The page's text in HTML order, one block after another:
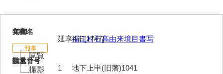
1041
文書名
福江村石高由来境目書写
請求番号
地下上申(旧藩)1041
年代
延享4年[1747]
数量
1
閲覧
撮影